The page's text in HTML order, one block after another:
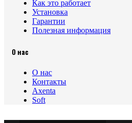
Как это работает
Установка
Гарантии
Полезная информация
О нас
О нас
Контакты
Axenta
Soft